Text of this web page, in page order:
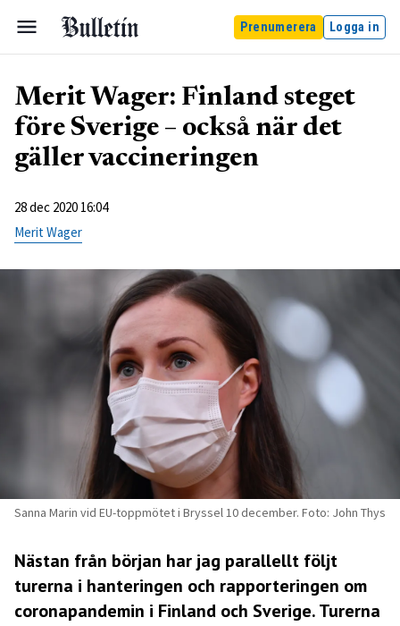
Prenumerera Logga in
Merit Wager: Finland steget
före Sverige – också när det
gäller vaccineringen
28 dec 2020 16:04
Merit Wager
Sanna Marin vid EU-toppmötet i Bryssel 10 december. Foto: John Thys
Nästan från början har jag parallellt följt
turerna i hanteringen och rapporteringen om
coronapandemin i Finland och Sverige. Turerna